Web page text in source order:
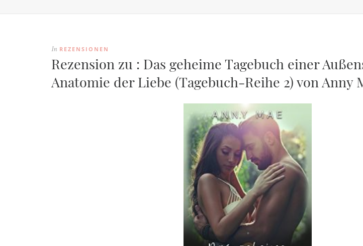
In REZENSIONEN
Rezension zu : Das geheime Tagebuch einer
Anatomie der Liebe (Tagebuch-Reihe 2) von Anny